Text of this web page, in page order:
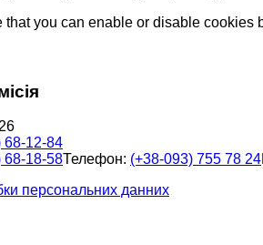
that you can enable or disable cookies
68-12-84
68-18-58Телефон: (+38-093) 755 78 24
персональних данних